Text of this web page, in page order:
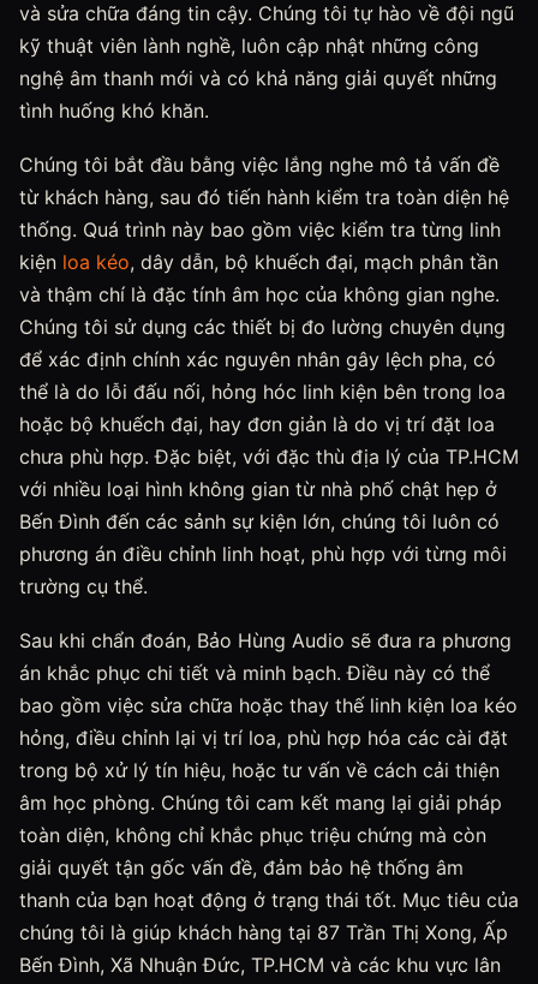
và sửa chữa đáng tin cậy. Chúng tôi tự hào về đội ngũ
kỹ thuật viên lành nghề, luôn cập nhật những công
nghệ âm thanh mới và có khả năng giải quyết những
tình huống khó khăn.
Chúng tôi bắt đầu bằng việc lắng nghe mô tả vấn đề
từ khách hàng, sau đó tiến hành kiểm tra toàn diện hệ
thống. Quá trình này bao gồm việc kiểm tra từng linh
kiện loa kéo, dây dẫn, bộ khuếch đại, mạch phân tần
và thậm chí là đặc tính âm học của không gian nghe.
Chúng tôi sử dụng các thiết bị đo lường chuyên dụng
để xác định chính xác nguyên nhân gây lệch pha, có
thể là do lỗi đấu nối, hỏng hóc linh kiện bên trong loa
hoặc bộ khuếch đại, hay đơn giản là do vị trí đặt loa
chưa phù hợp. Đặc biệt, với đặc thù địa lý của TP.HCM
với nhiều loại hình không gian từ nhà phố chật hẹp ở
Bến Đình đến các sảnh sự kiện lớn, chúng tôi luôn có
phương án điều chỉnh linh hoạt, phù hợp với từng môi
trường cụ thể.
Sau khi chẩn đoán, Bảo Hùng Audio sẽ đưa ra phương
án khắc phục chi tiết và minh bạch. Điều này có thể
bao gồm việc sửa chữa hoặc thay thế linh kiện loa kéo
hỏng, điều chỉnh lại vị trí loa, phù hợp hóa các cài đặt
trong bộ xử lý tín hiệu, hoặc tư vấn về cách cải thiện
âm học phòng. Chúng tôi cam kết mang lại giải pháp
toàn diện, không chỉ khắc phục triệu chứng mà còn
giải quyết tận gốc vấn đề, đảm bảo hệ thống âm
thanh của bạn hoạt động ở trạng thái tốt. Mục tiêu của
chúng tôi là giúp khách hàng tại 87 Trần Thị Xong, Ấp
Bến Đình, Xã Nhuận Đức, TP.HCM và các khu vực lân